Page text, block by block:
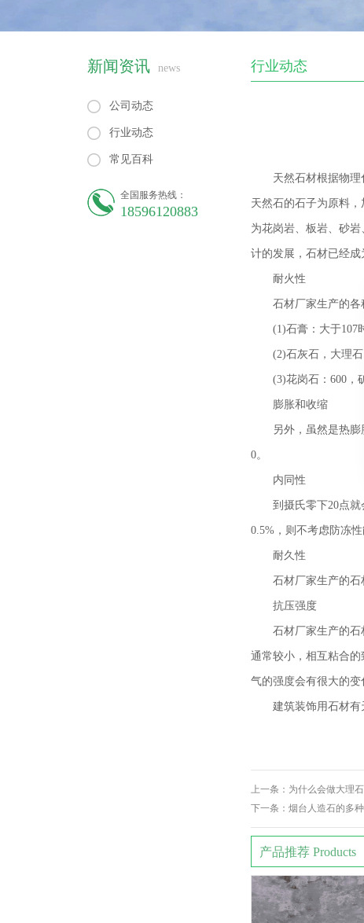
新闻资讯 news
公司动态
行业动态
常见百科
全国服务热线：
18596120883
行业动态
天然石材根据物
天然石的石子为原料
为花岗岩、板岩、砂
计的发展，石材已经成
耐火性
石材厂家生产的各
(1)石膏：大于107
(2)石灰石，大理石
(3)花岗石：600，
膨胀和收缩
另外，虽然是热
0。
内同性
到摄氏零下20点
0.5%，则不考虑防冻性
耐久性
石材厂家生产的
抗压强度
石材厂家生产的
通常较小，相互粘合
气的强度会有很大的变
建筑装饰用石材有
上一条： 为什么会做大理
下一条： 烟台人造石的多
产品推荐 Products